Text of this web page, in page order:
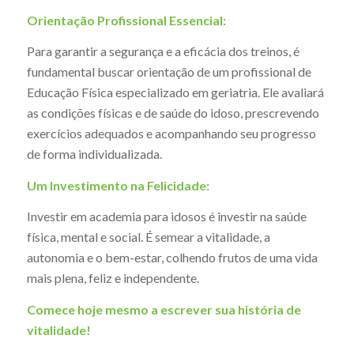
Orientação Profissional Essencial:
Para garantir a segurança e a eficácia dos treinos, é
fundamental buscar orientação de um profissional de
Educação Física especializado em geriatria. Ele avaliará
as condições físicas e de saúde do idoso, prescrevendo
exercícios adequados e acompanhando seu progresso
de forma individualizada.
Um Investimento na Felicidade:
Investir em academia para idosos é investir na saúde
física, mental e social. É semear a vitalidade, a
autonomia e o bem-estar, colhendo frutos de uma vida
mais plena, feliz e independente.
Comece hoje mesmo a escrever sua história de
vitalidade!